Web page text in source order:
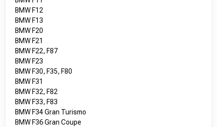
BMW F12
BMW F13
BMW F20
BMW F21
BMW F22, F87
BMW F23
BMW F30, F35, F80
BMW F31
BMW F32, F82
BMW F33, F83
BMW F34 Gran Turismo
BMW F36 Gran Coupe